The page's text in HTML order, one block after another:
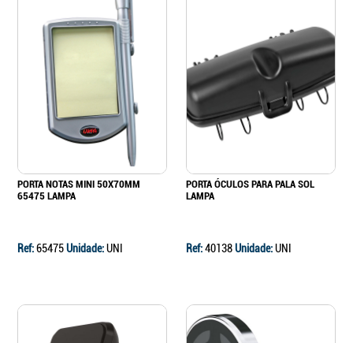
PORTA NOTAS MINI 50X70MM
65475 LAMPA
Ref:65475Unidade:UNI
PORTA ÓCULOS PARA PALA SOL
LAMPA
Ref:40138Unidade:UNI
Ir para o carrinho